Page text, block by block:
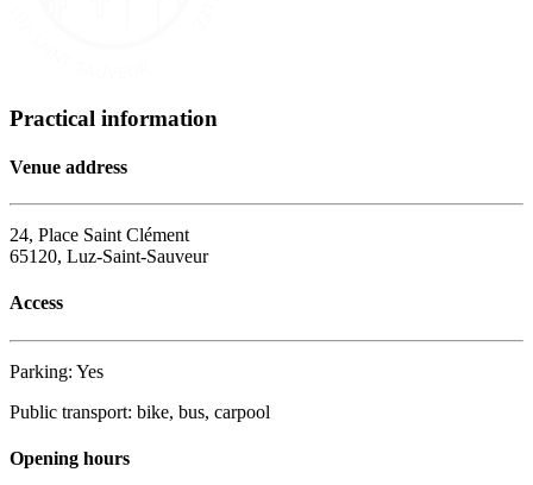
Practical information
Venue address
24, Place Saint Clément
65120, Luz-Saint-Sauveur
Access
Parking: Yes
Public transport: bike, bus, carpool
Opening hours